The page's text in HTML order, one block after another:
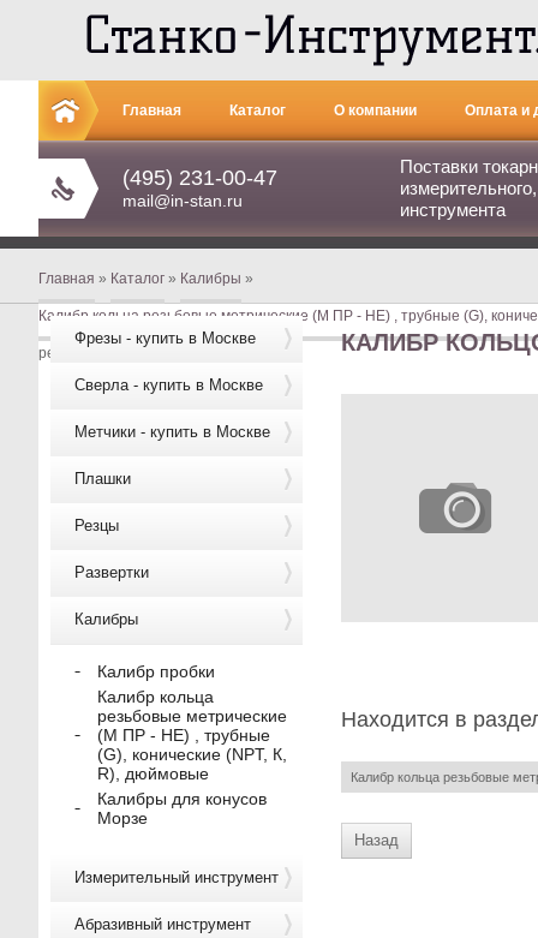
(495) 231-00-47
mail@in-stan.ru
Поставки
инструмента
Главная Каталог О компании Оплата и
Контакты
Главная » Каталог » Калибры »
Калибр кольца резьбовые метрические (М ПР - НЕ) , трубные (G),
резьбовое М20 х1,0 НЕ 6h КАЛИБР
Находится в
Калибр кольца резьбовые
Назад
Фрезы - купить в Москве
Сверла - купить в Москве
Метчики - купить в Москве
Плашки
Резцы
Развертки
Калибры
Калибр пробки
Калибр кольца
резьбовые метрические
(М ПР - НЕ) , трубные
(G), конические (NPT, К,
R), дюймовые
Калибры для конусов
Морзе
Измерительный инструмент
Абразивный инструмент